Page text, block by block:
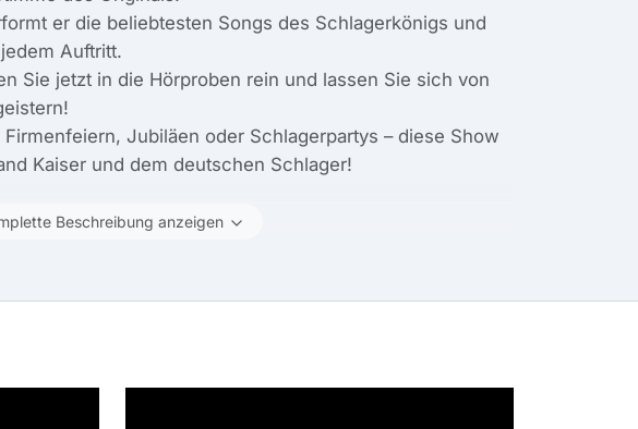
er die beliebtesten Songs des Schlagerkönigs und
Auftritt.
Sie jetzt in die Hörproben rein und lassen Sie sich von
Jubiläen oder Schlagerpartys – diese Show
Kaiser und dem deutschen Schlager!
Beschreibung anzeigen